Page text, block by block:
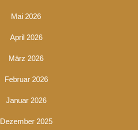
Mai 2026
April 2026
März 2026
Februar 2026
Januar 2026
Dezember 2025